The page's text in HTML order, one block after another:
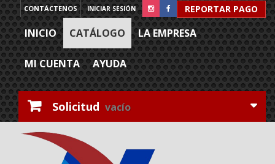
REPORTAR PAGO
INICIAR SESIÓN
CONTÁCTENOS
INICIO CATÁLOGO LA EMPRESA
MI CUENTA AYUDA
Solicitud vacío